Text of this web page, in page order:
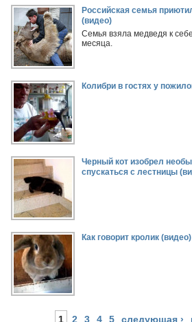
Российская семья
(видео)
Семья взяла медведя к
месяца.
Колибри в гостях у
Черный кот изобрел
спускаться с лестницы
Как говорит кролик (видео)
1 2 3 4 5 следующая ›